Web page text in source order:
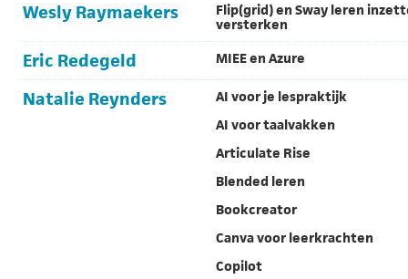
Wesly Raymaekers
Flip(grid) en Sway leren
versterken
Eric Redegeld MIEE en Azure
Natalie Reynders
AI voor je lespraktijk
AI voor taalvakken
Articulate Rise
Blended leren
Bookcreator
Canva voor leerkrachten
Copilot